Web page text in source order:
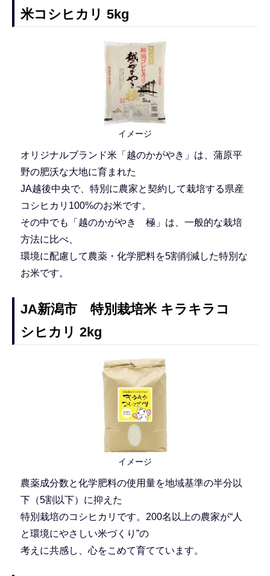
米コシヒカリ 5kg
イメージ
オリジナルブランド米「越のかがやき」は、蒲原平
野の肥沃な大地に育まれた
JA越後中央で、特別に農家と契約して栽培する県産
コシヒカリ100%のお米です。
その中でも「越のかがやき 極」は、一般的な栽培
方法に比べ、
環境に配慮して農薬・化学肥料を5割削減した特別な
お米です。
JA新潟市 特別栽培米 キラキラコ
シヒカリ 2kg
イメージ
農薬成分数と化学肥料の使用量を地域基準の半分以
下（5割以下）に抑えた
特別栽培のコシヒカリです。200名以上の農家が“人
と環境にやさしい米づくり”の
考えに共感し、心をこめて育てています。